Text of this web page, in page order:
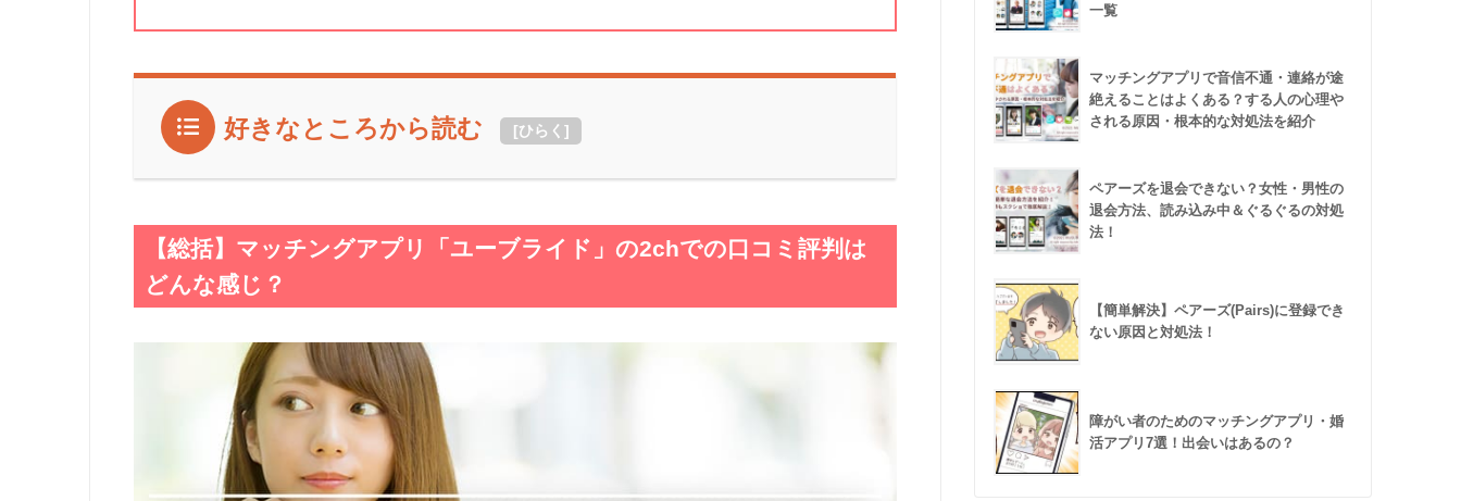
好きなところから読む [ひらく ]
【総括】マッチングアプリ「ユーブライド」の2chでの口コミ評判は
どんな感じ？
一覧
マッチングアプリで音信不通・連絡が途
絶えることはよくある？する人の心理や
される原因・根本的な対処法を紹介
ペアーズを退会できない？女性・男性の
退会方法、読み込み中＆ぐるぐるの対処
法！
【簡単解決】ペアーズ(Pairs)に登録でき
ない原因と対処法！
障がい者のためのマッチングアプリ・婚
活アプリ7選！出会いはあるの？